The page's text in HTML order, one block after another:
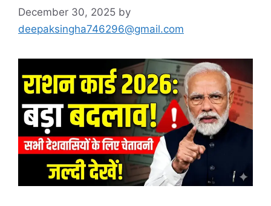
December 30, 2025 by
deepaksingha746296@gmail.com